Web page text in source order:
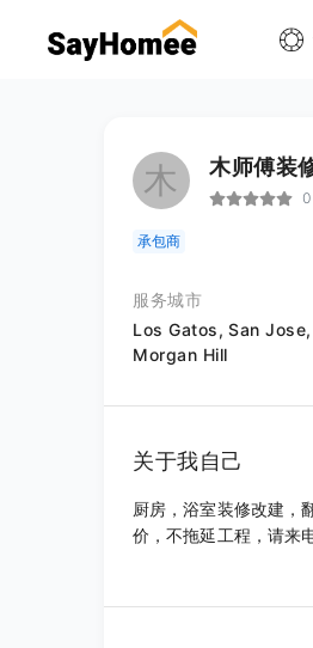
木 木师傅装
承包商
服务城市
Los Gatos, San Jose,
Morgan Hill
关于我自己
厨房，浴室装修改建，
价，不拖延工程，请来